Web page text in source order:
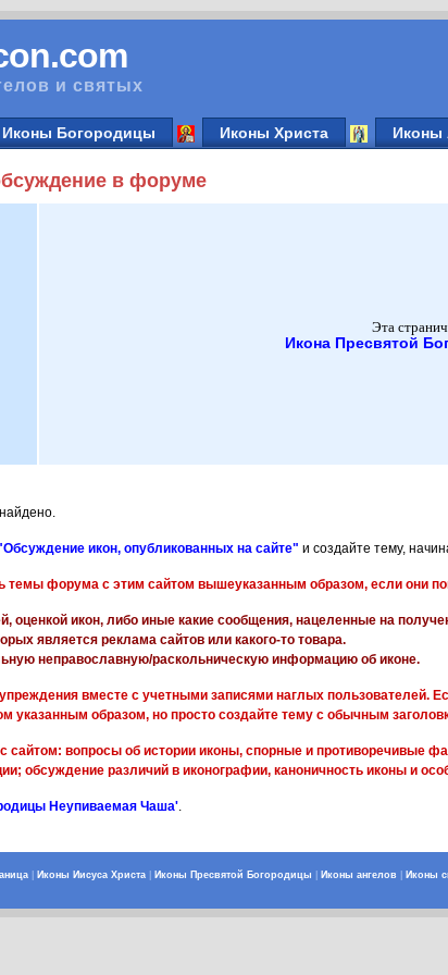
и святых
Иконы Богородицы Иконы Христа Иконы
в форуме
Эта
Икона Пресвятой
икон, опубликованных на сайте" и создайте тему,
темы форума с этим сайтом вышеуказанным образом, если они
оценкой икон, либо иные какие сообщения, нацеленные на
является реклама сайтов или какого-то товара.
неправославную/раскольническую информацию об иконе.
вместе с учетными записями наглых пользователей.
указанным образом, но просто создайте тему с обычным
сайтом: вопросы об истории иконы, спорные и противоречивые
обсуждение различий в иконографии, каноничность иконы и
Неупиваемая Чаша'.
Иконы Иисуса Христа Иконы Пресвятой Богородицы Иконы ангелов Иконы